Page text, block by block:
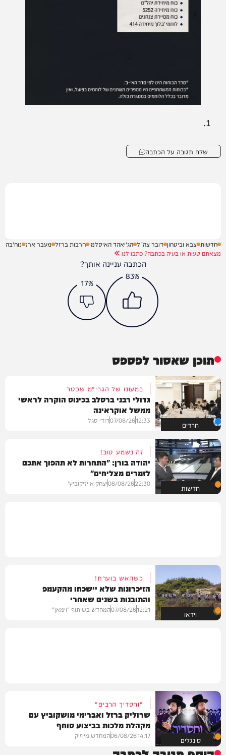
שלח תגובה על הכתבה
חדשות צבא וביטחון דובר צה"ל הג'יאהד האיסלמי חרבות ברזל מעבר ארז נוח'בה
מצאתם טעות או בעיה בכתבה? כתבו לנו
הכתבה עניינה אותך?
83%
17%
תוכן שאסור לפספס
חרדים
במעונו של הגרי"מ שכטר
גדולי רבני ברסלב בכינוס הוקרה לראשי
ממשל אוקראינה
12:33
07/08/26דודי סגל
חדשות
זה נשמע טוב!
יהודה בורן: "התחרות לא תהפוך אתכם
לזמרים מצליחים"
22:30
08/08/26יצחק אייזיקוביץ'
וידאו
כשהאש בוערת!
הזיכרונות שלא יישכחו מהקעמפ
והתובנות בשנים שאחרי
12:21
07/08/26המחדש בשיתוף "וימאן"
סינגלים
"וחסדיך הרבים"
שרוליק ברזל ואברימי מושקוביץ עם
מקהלת מלכות בביצוע סוחף
14:17
06/08/26המחדש מיוזיק